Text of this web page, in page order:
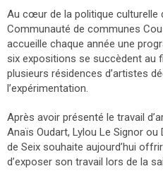
Au cœur de la politique culturelle
Communauté de communes
accueille chaque année une
six expositions se succèdent au
plusieurs résidences d’artistes
l’expérimentation.
Après avoir présenté le travail
Anaïs Oudart, Lylou Le Signor ou
de Seix souhaite aujourd’hui
d’exposer son travail lors de la